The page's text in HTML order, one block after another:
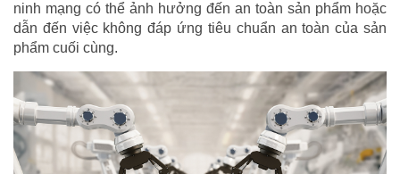
ninh mạng có thể ảnh hưởng đến an toàn sản phẩm hoặc
dẫn đến việc không đáp ứng tiêu chuẩn an toàn của sản
phẩm cuối cùng.